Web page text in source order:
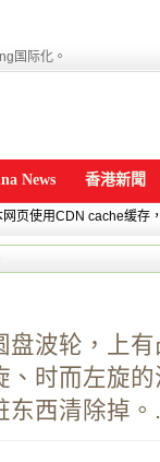
国际化。
News 香港新聞
页使用CDN cache缓存
波轮，上
时而左旋
东西清除掉。